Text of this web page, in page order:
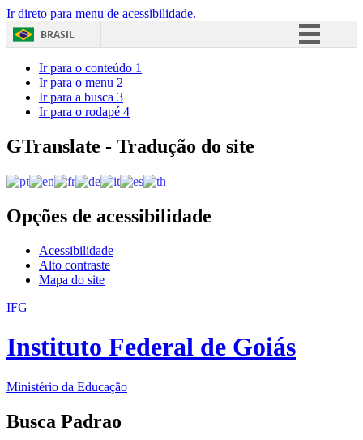
Ir direto para menu de acessibilidade.
BRASIL
Acesso à informação
Ir para o conteúdo 1
Ir para o menu 2
Ir para a busca 3
Ir para o rodapé 4
GTranslate - Tradução do site
Opções de acessibilidade
Acessibilidade
Alto contraste
Mapa do site
IFG
Instituto Federal de Goiás
Ministério da Educação
Busca Padrao